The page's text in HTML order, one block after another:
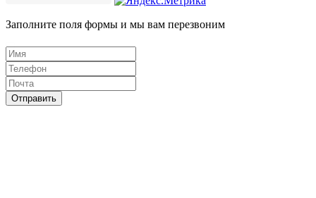
Заполните поля формы и мы вам перезвоним
Отправить